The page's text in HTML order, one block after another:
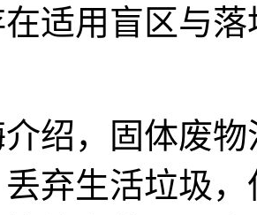
适用盲区与
，固体废物
弃生活垃圾